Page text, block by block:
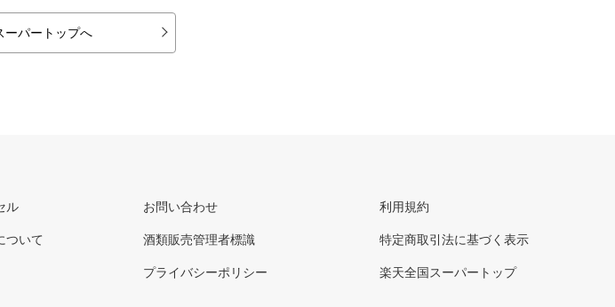
ーパートップへ
ル
ついて
お問い合わせ
酒類販売管理者標識
プライバシーポリシー
利用規約
特定商取引法に基づく表示
楽天全国スーパートップ